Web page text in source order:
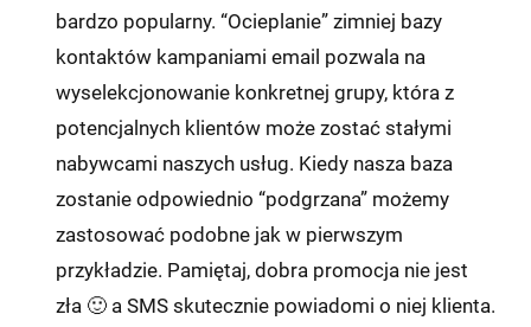
bardzo popularny. “Ocieplanie” zimniej bazy
kontaktów kampaniami email pozwala na
wyselekcjonowanie konkretnej grupy, która z
potencjalnych klientów może zostać stałymi
nabywcami naszych usług. Kiedy nasza baza
zostanie odpowiednio “podgrzana” możemy
zastosować podobne jak w pierwszym
przykładzie. Pamiętaj, dobra promocja nie jest
zła 🙂 a SMS skutecznie powiadomi o niej klienta.